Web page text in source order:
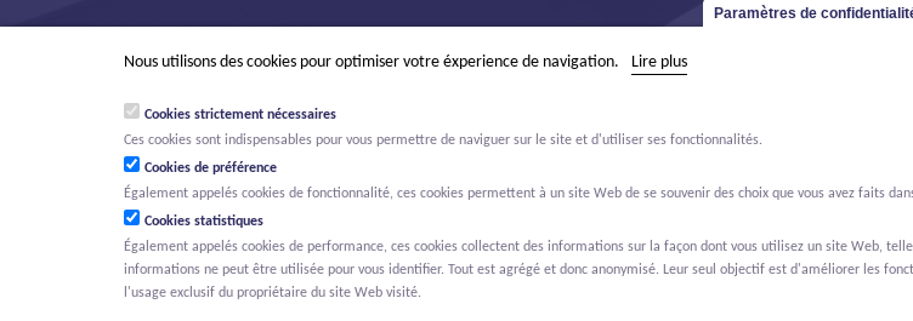
© Willemen Groep Activités Projets Innovation
Paramètres de
Nous utilisons des cookies pour optimiser votre éxperience de navigation. Lire plus
Cookies strictement nécessaires
Ces cookies sont indispensables pour vous permettre de naviguer sur le site et d'utiliser ses fonctionnalités.
Cookies de préférence
Également appelés cookies de fonctionnalité, ces cookies permettent à un site Web de se souvenir des choix que vous avez faits
Cookies statistiques
Également appelés cookies de performance, ces cookies collectent des informations sur la façon dont vous utilisez un site Web,
informations ne peut être utilisée pour vous identifier. Tout est agrégé et donc anonymisé. Leur seul objectif est d'améliorer les
l'usage exclusif du propriétaire du site Web visité.